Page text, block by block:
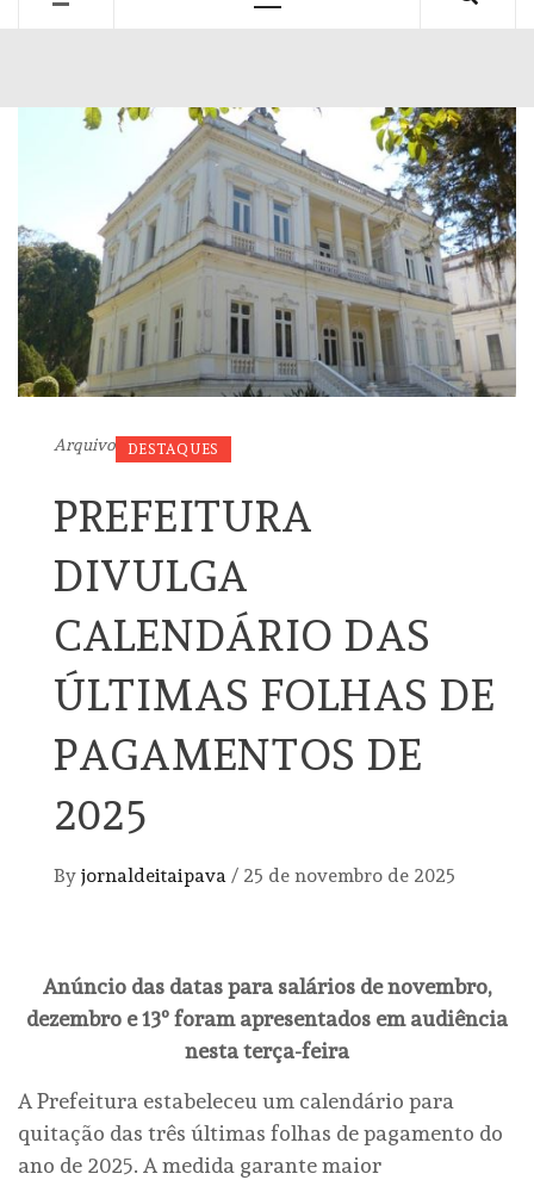
Arquivo DESTAQUES
PREFEITURA
DIVULGA
CALENDÁRIO DAS
ÚLTIMAS FOLHAS DE
PAGAMENTOS DE
2025
By jornaldeitaipava / 25 de novembro de 2025
Anúncio das datas para salários de novembro,
dezembro e 13º foram apresentados em audiência
nesta terça-feira
A Prefeitura estabeleceu um calendário para
quitação das três últimas folhas de pagamento do
ano de 2025. A medida garante maior